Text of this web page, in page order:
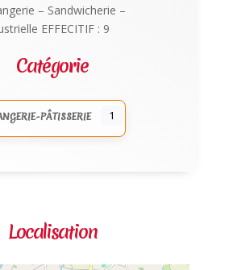
– Sandwicherie –
EFFECITIF : 9
Catégorie
PÂTISSERIE 1
Localisation